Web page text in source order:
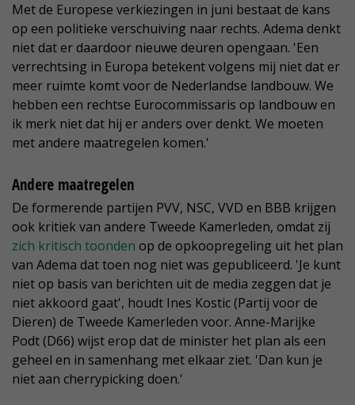
Met de Europese verkiezingen in juni bestaat de kans
op een politieke verschuiving naar rechts. Adema denkt
niet dat er daardoor nieuwe deuren opengaan. 'Een
verrechtsing in Europa betekent volgens mij niet dat er
meer ruimte komt voor de Nederlandse landbouw. We
hebben een rechtse Eurocommissaris op landbouw en
ik merk niet dat hij er anders over denkt. We moeten
met andere maatregelen komen.'
Andere maatregelen
De formerende partijen PVV, NSC, VVD en BBB krijgen
ook kritiek van andere Tweede Kamerleden, omdat zij
zich kritisch toonden op de opkoopregeling uit het plan
van Adema dat toen nog niet was gepubliceerd. 'Je kunt
niet op basis van berichten uit de media zeggen dat je
niet akkoord gaat', houdt Ines Kostic (Partij voor de
Dieren) de Tweede Kamerleden voor. Anne-Marijke
Podt (D66) wijst erop dat de minister het plan als een
geheel en in samenhang met elkaar ziet. 'Dan kun je
niet aan cherrypicking doen.'